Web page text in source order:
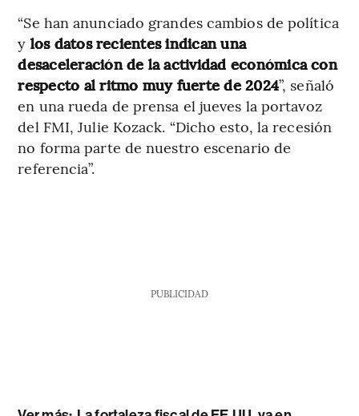
“Se han anunciado grandes cambios de política
y los datos recientes indican una
desaceleración de la actividad económica con
respecto al ritmo muy fuerte de 2024”, señaló
en una rueda de prensa el jueves la portavoz
del FMI, Julie Kozack. “Dicho esto, la recesión
no forma parte de nuestro escenario de
referencia”.
PUBLICIDAD